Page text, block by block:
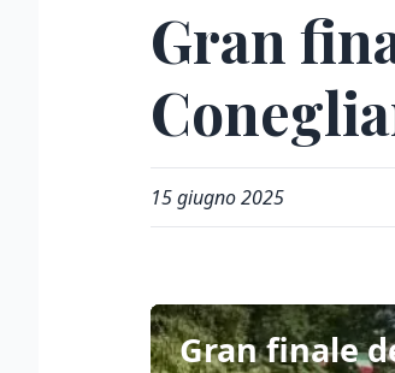
Gran
15 giugno 2025
Gran finale